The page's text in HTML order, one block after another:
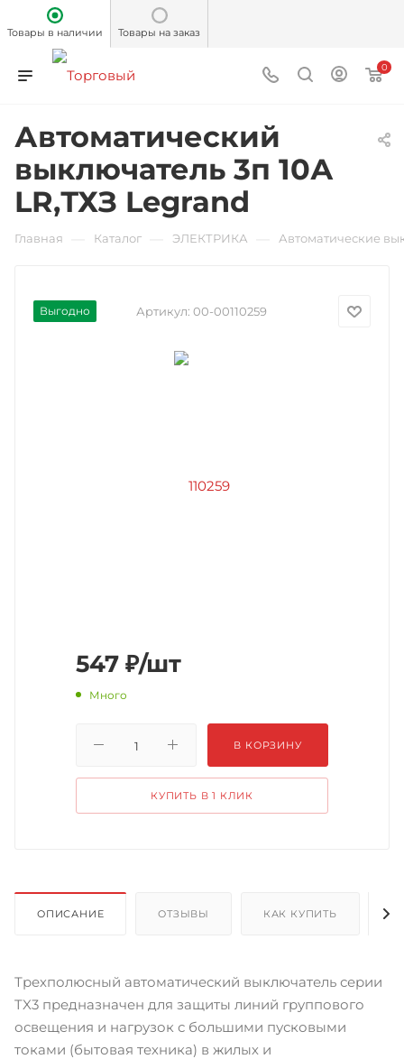
Товары в наличии Товары на заказ
0
Автоматический
выключатель 3п 10А
LR,ТХЗ Legrand
Главная Каталог ЭЛЕКТРИКА Автоматические
Выгодно Артикул: 00-00110259
547 ₽/шт
Много
В КОРЗИНУ
КУПИТЬ В 1 КЛИК
ОПИСАНИЕ ОТЗЫВЫ КАК КУПИТЬ
Трехполюсный автоматический выключатель серии
TX3 предназначен для защиты линий группового
освещения и нагрузок с большими пусковыми
токами (бытовая техника) в жилых и